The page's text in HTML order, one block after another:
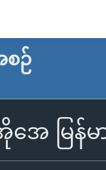
ဉ်
အေ မြန်မ